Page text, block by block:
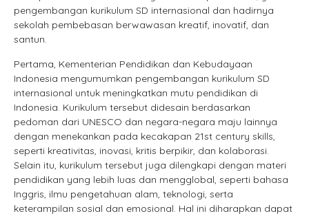
pengembangan kurikulum SD internasional dan hadirnya
sekolah pembebasan berwawasan kreatif, inovatif, dan
santun.
Pertama, Kementerian Pendidikan dan Kebudayaan
Indonesia mengumumkan pengembangan kurikulum SD
internasional untuk meningkatkan mutu pendidikan di
Indonesia. Kurikulum tersebut didesain berdasarkan
pedoman dari UNESCO dan negara-negara maju lainnya
dengan menekankan pada kecakapan 21st century skills,
seperti kreativitas, inovasi, kritis berpikir, dan kolaborasi.
Selain itu, kurikulum tersebut juga dilengkapi dengan materi
pendidikan yang lebih luas dan mengglobal, seperti bahasa
Inggris, ilmu pengetahuan alam, teknologi, serta
keterampilan sosial dan emosional. Hal ini diharapkan dapat